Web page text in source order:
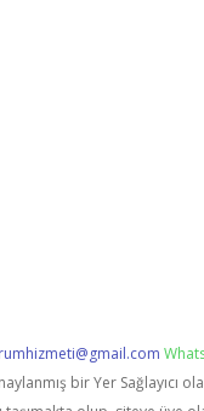
bir Yer